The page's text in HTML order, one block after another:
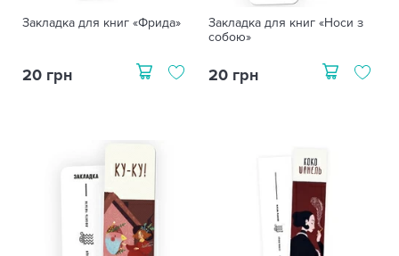
Закладка для книг «Фрида»
20 грн
Закладка для книг «Носи з
собою»
20 грн